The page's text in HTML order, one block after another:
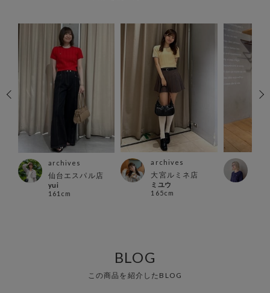
archives
仙台エスパル店
yui
161cm
archives
大宮ルミネ店
ミユウ
165cm
BLOG
この商品を紹介したBLOG